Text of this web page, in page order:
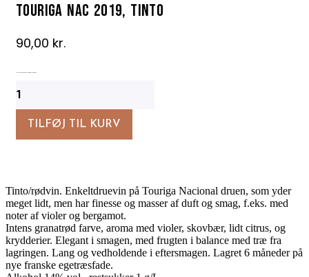
Touriga Nac 2019, tinto
90,00 kr.
Nac
2019,
tintoTILFØJ TIL KURV
Tinto/rødvin. Enkeltdruevin på Touriga Nacional druen, som yder
meget lidt, men har finesse og masser af duft og smag, f.eks. med
noter af violer og bergamot.
Intens granatrød farve, aroma med violer, skovbær, lidt citrus, og
krydderier. Elegant i smagen, med frugten i balance med træ fra
lagringen. Lang og vedholdende i eftersmagen. Lagret 6 måneder på
nye franske egetræsfade.